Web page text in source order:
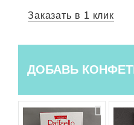
Заказать в 1 клик
ДОБАВЬ